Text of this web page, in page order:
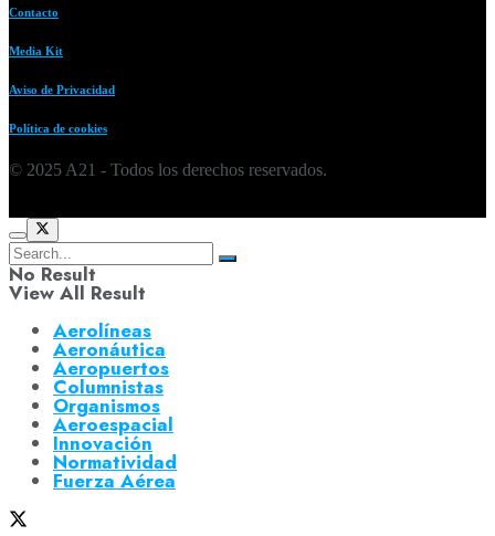
Contacto
Media Kit
Aviso de Privacidad
Política de cookies
© 2025 A21 - Todos los derechos reservados.
No Result
View All Result
Aerolíneas
Aeronáutica
Aeropuertos
Columnistas
Organismos
Aeroespacial
Innovación
Normatividad
Fuerza Aérea